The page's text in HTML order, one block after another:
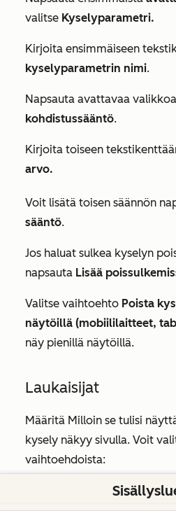
valitse Kyselyparametri.
Kirjoita ensimmäiseen
kyselyparametrin nimi.
Napsauta avattavaa
kohdistussääntö.
Kirjoita toiseen
arvo.
Voit lisätä toisen säännön
sääntö.
Jos haluat sulkea kyselyn
napsauta Lisää
Valitse vaihtoehto Poista
näytöillä (mobiililaitteet,
näy pienillä näytöillä.
Laukaisijat
Määritä Milloin se tulisi
kysely näkyy sivulla. Voit
vaihtoehdoista:
Käynnistä painikkeen